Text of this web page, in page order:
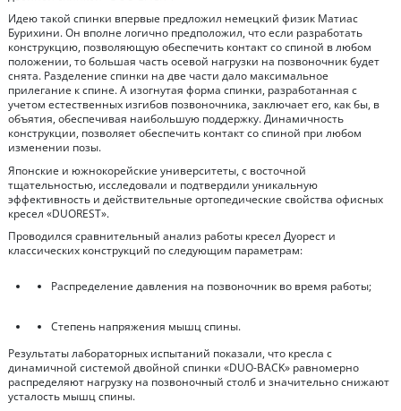
Идею такой спинки впервые предложил немецкий физик Матиас
Бурихини. Он вполне логично предположил, что если разработать
конструкцию, позволяющую обеспечить контакт со спиной в любом
положении, то большая часть осевой нагрузки на позвоночник будет
снята. Разделение спинки на две части дало максимальное
прилегание к спине. А изогнутая форма спинки, разработанная с
учетом естественных изгибов позвоночника, заключает его, как бы, в
объятия, обеспечивая наибольшую поддержку. Динамичность
конструкции, позволяет обеспечить контакт со спиной при любом
изменении позы.
Японские и южнокорейские университеты, с восточной
тщательностью, исследовали и подтвердили уникальную
эффективность и действительные ортопедические свойства офисных
кресел «DUOREST».
Проводился сравнительный анализ работы кресел Дуорест и
классических конструкций по следующим параметрам:
Распределение давления на позвоночник во время работы;
Степень напряжения мышц спины.
Результаты лабораторных испытаний показали, что кресла с
динамичной системой двойной спинки «DUO-BACK» равномерно
распределяют нагрузку на позвоночный столб и значительно снижают
усталость мышц спины.